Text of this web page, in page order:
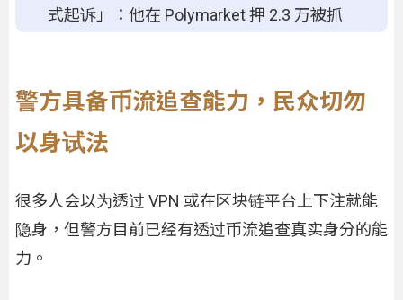
式起诉」：他在 Polymarket 押 2.3 万被抓
警方具备币流追查能力，民众切勿
以身试法
很多人会以为透过 VPN 或在区块链平台上下注就能
隐身，但警方目前已经有透过币流追查真实身分的能
力。